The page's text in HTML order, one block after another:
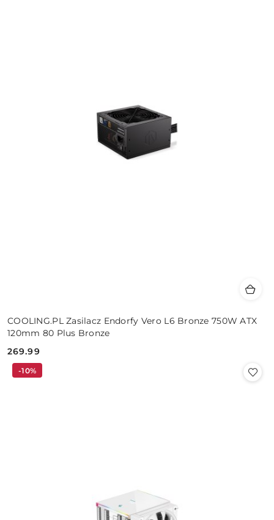
COOLING.PL Zasilacz Endorfy Vero L6 Bronze 750W ATX
120mm 80 Plus Bronze
Cena:
269.99
-10%